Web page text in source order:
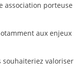
association porteuse
aux enjeux
souhaiteriez valoriser